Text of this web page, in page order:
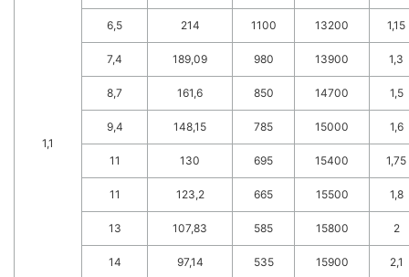
1,1
6,5 214 1100 13200 1,15
7,4 189,09 980 13900 1,3
8,7 161,6 850 14700 1,5
9,4 148,15 785 15000 1,6
11 130 695 15400 1,75
11 123,2 665 15500 1,8
13 107,83 585 15800 2
14 97,14 535 15900 2,1